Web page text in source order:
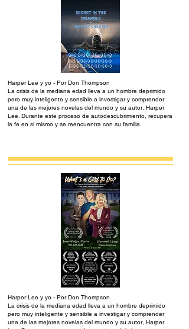
Harper Lee y yo - Por Don Thompson
La crisis de la mediana edad lleva a un hombre deprimido
pero muy inteligente y sensible a investigar y comprender
una de las mejores novelas del mundo y su autor, Harper
Lee. Durante este proceso de autodescubrimiento, recupera
la fe en sí mismo y se reencuentra con su familia.
Harper Lee y yo - Por Don Thompson
La crisis de la mediana edad lleva a un hombre deprimido
pero muy inteligente y sensible a investigar y comprender
una de las mejores novelas del mundo y su autor, Harper